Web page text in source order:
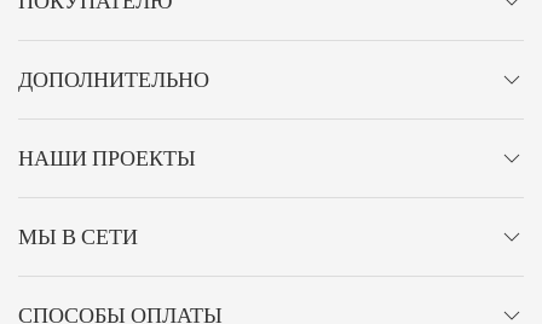
ДОПОЛНИТЕЛЬНО
НАШИ ПРОЕКТЫ
МЫ В СЕТИ
СПОСОБЫ ОПЛАТЫ